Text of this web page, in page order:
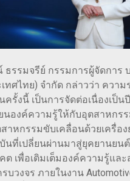
ธรรมจรีย์ กรรมการผู้จัดการ
เทศไทย) จำกัด กล่าวว่า ควา
รั้งนี้ เป็นการจัดต่อเนื่องเป็น
นองค์ความรู้ให้กับอุตสาหกร
าหกรรมขับเคลื่อนด้วยเครื่อ
นที่เปลี่ยนผ่านมาสู่ยุคยานยน
เพื่อเติมเต็มองค์ความรู้และ
บวงจร ภายในงาน